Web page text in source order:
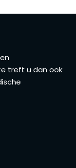
treft u dan ook